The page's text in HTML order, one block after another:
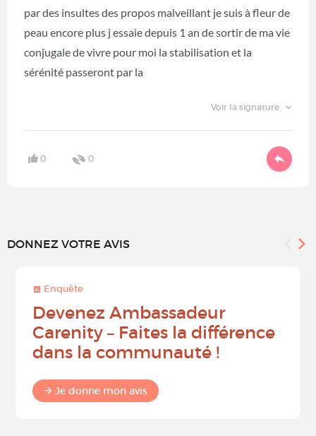
par des insultes des propos malveillant je suis à fleur de
peau encore plus j essaie depuis 1 an de sortir de ma vie
conjugale de vivre pour moi la stabilisation et la
sérénité passeront par la
Voir la signature
0 0
DONNEZ VOTRE AVIS
Enquête
Devenez Ambassadeur
Carenity – Faites la différence
dans la communauté !
Je donne mon avis